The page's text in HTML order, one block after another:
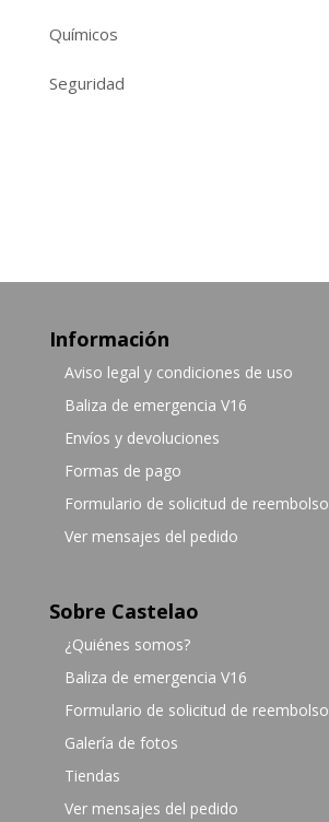
Químicos
Seguridad
Información
Aviso legal y condiciones de uso
Baliza de emergencia V16
Envíos y devoluciones
Formas de pago
Formulario de solicitud de reembolso
Ver mensajes del pedido
Sobre Castelao
¿Quiénes somos?
Baliza de emergencia V16
Formulario de solicitud de reembolso
Galería de fotos
Tiendas
Ver mensajes del pedido